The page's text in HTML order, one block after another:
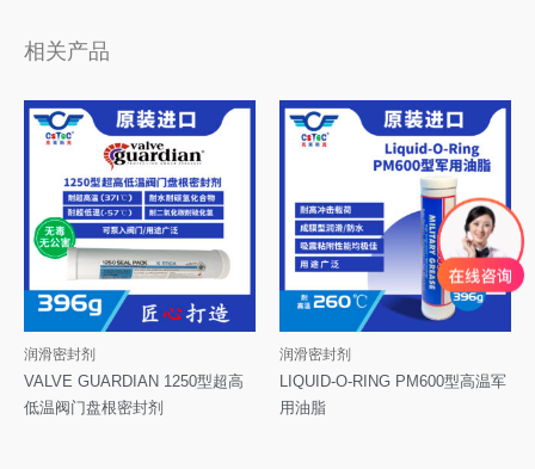
相关产品
润滑密封剂
VALVE GUARDIAN 1250型超高
低温阀门盘根密封剂
润滑密封剂
LIQUID-O-RING PM600型高温军
用油脂